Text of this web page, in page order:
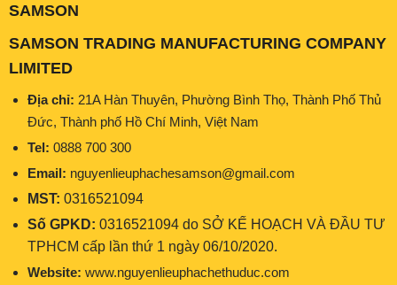
SAMSON
SAMSON TRADING MANUFACTURING COMPANY
LIMITED
Địa chỉ: 21A Hàn Thuyên, Phường Bình Thọ, Thành Phố Thủ
Đức, Thành phố Hồ Chí Minh, Việt Nam
Tel: 0888 700 300
Email: nguyenlieuphachesamson@gmail.com
MST: 0316521094
Số GPKD: 0316521094 do SỞ KẾ HOẠCH VÀ ĐẦU TƯ
TPHCM cấp lần thứ 1 ngày 06/10/2020.
Website: www.nguyenlieuphachethuduc.com